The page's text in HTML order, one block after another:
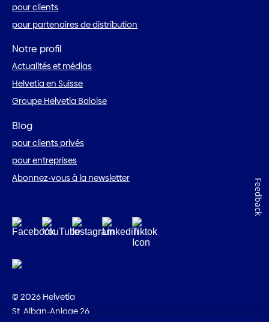
pour clients
pour partenaires de distribution
Notre profil
Actualités et médias
Helvetia en Suisse
Groupe Helvetia Baloise
Blog
pour clients privés
pour entreprises
Abonnez-vous à la newsletter
© 2026 Helvetia
St. Alban-Anlage 26
Feedback